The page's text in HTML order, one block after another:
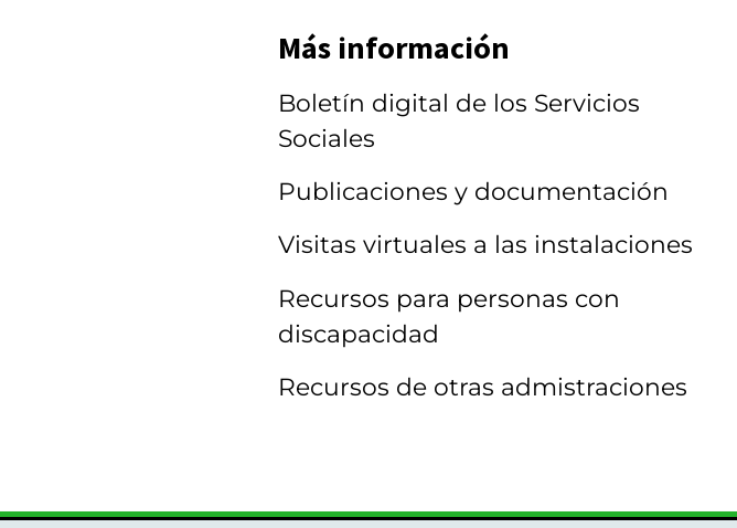
Más información
Boletín digital de los Servicios
Sociales
Publicaciones y documentación
Visitas virtuales a las instalaciones
Recursos para personas con
discapacidad
Recursos de otras admistraciones